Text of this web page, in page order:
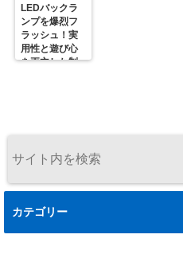
LEDバックラ
ンプを爆烈フ
ラッシュ！実
用性と遊び心
を両立した制
カテゴリー